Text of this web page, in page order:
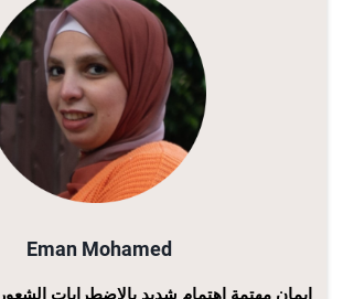
Eman Mohamed
ايمان مهتمة اهتمام شديد بالاضطرابات